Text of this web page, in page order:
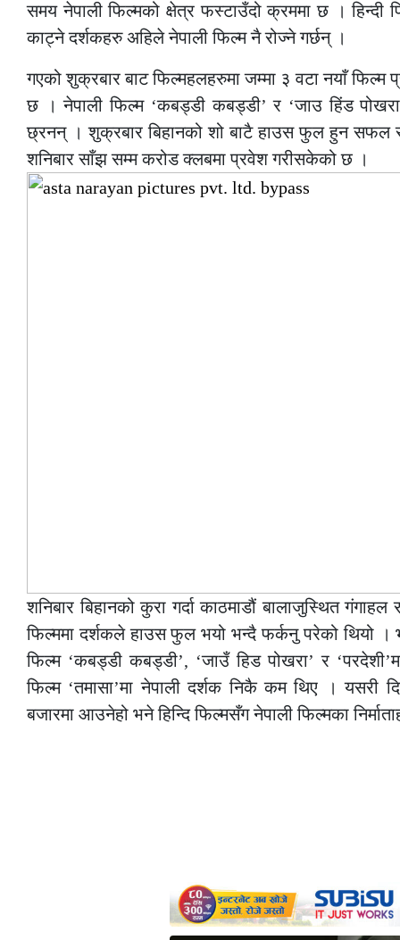
समय नेपाली फिल्मको क्षेत्र फस्टाउँदो क्रममा छ । हिन्दी
काट्ने दर्शकहरु अहिले नेपाली फिल्म नै रोज्ने गर्छन् ।
गएको शुक्रबार बाट फिल्महलहरुमा जम्मा ३ वटा नयाँ
छ । नेपाली फिल्म ‘कबड्डी कबड्डी’ र ‘जाउ हिंड
छ्रनन् । शुक्रबार बिहानको शो बाटै हाउस फुल हुन सफल
शनिबार साँझ सम्म करोड क्लबमा प्रवेश गरीसकेको छ ।
शनिबार बिहानको कुरा गर्दा काठमाडौं बालाजुस्थित
फिल्ममा दर्शकले हाउस फुल भयो भन्दै फर्कनु परेको थियो ।
फिल्म ‘कबड्डी कबड्डी’, ‘जाउँ हिड पोखरा’ र
फिल्म ‘तमासा’मा नेपाली दर्शक निकै कम थिए । यसरी
बजारमा आउनेहो भने हिन्दि फिल्मसँग नेपाली फिल्मका